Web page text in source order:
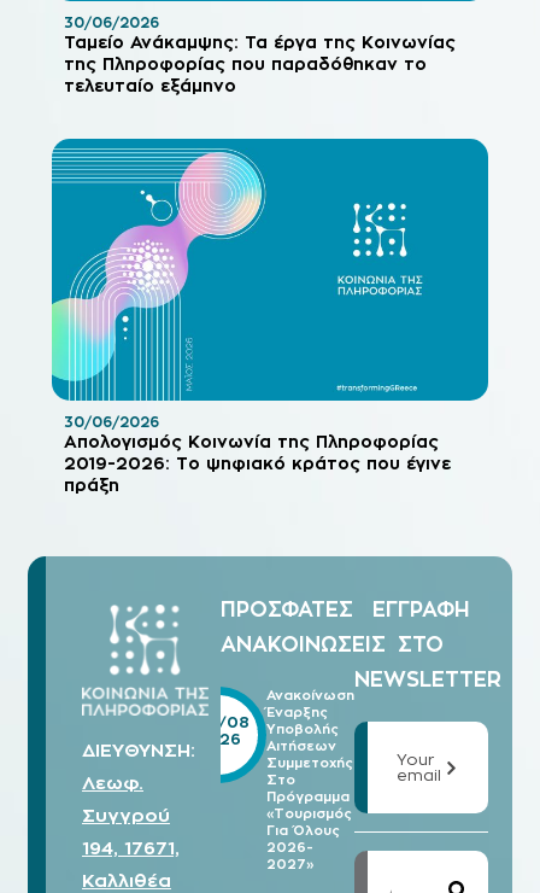
Ταμείο Ανάκαμψης: Τα έργα της Κοινωνίας
της Πληροφορίας που παραδόθηκαν το
τελευταίο εξάμηνο
30/06/2026
Απολογισμός Κοινωνία της Πληροφορίας
2019-2026: Το ψηφιακό κράτος που έγινε
πράξη
30/06/2026
ΔΙΕΥΘΥΝΣΗ:
Λεωφ.
Συγγρού
194, 17671,
Καλλιθέα
ΠΡΟΣΦΑΤΕΣ
ΑΝΑΚΟΙΝΩΣΕΙΣ
Ανακοίνωση
Έναρξης
Υποβολής
Αιτήσεων
Συμμετοχής
Στο
Πρόγραμμα
«Τουρισμός
Για Όλους
2026-
2027»
05/08
2026
ΕΓΓΡΑΦΗ
ΣΤΟ
NEWSLETTER
Your
email